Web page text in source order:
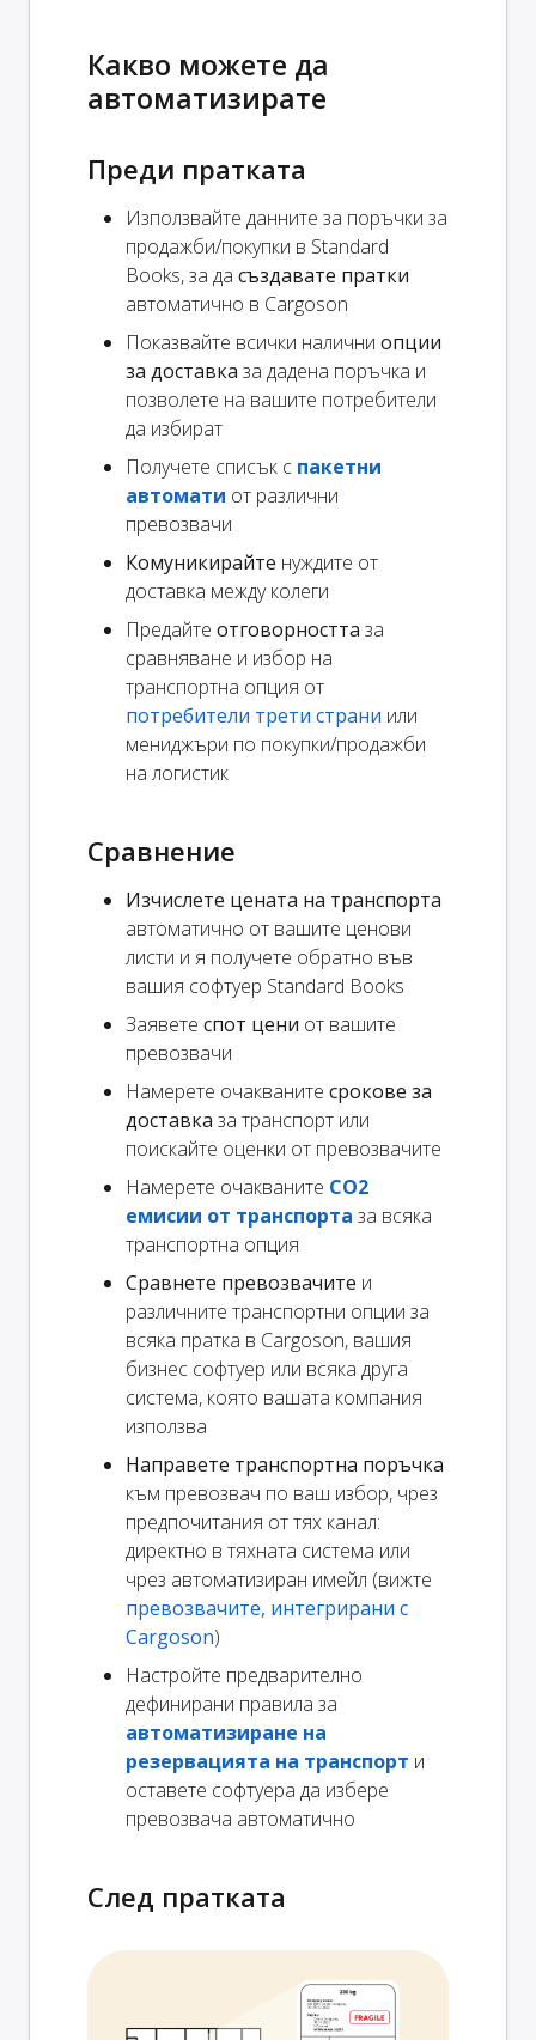
Какво можете да
автоматизирате
Преди пратката
Използвайте данните за поръчки за
продажби/покупки в Standard
Books, за да създавате пратки
автоматично в Cargoson
Показвайте всички налични опции
за доставка за дадена поръчка и
позволете на вашите потребители
да избират
Получете списък с пакетни
автомати от различни
превозвачи
Комуникирайте нуждите от
доставка между колеги
Предайте отговорността за
сравняване и избор на
транспортна опция от
потребители трети страни или
мениджъри по покупки/продажби
на логистик
Сравнение
Изчислете цената на транспорта
автоматично от вашите ценови
листи и я получете обратно във
вашия софтуер Standard Books
Заявете спот цени от вашите
превозвачи
Намерете очакваните срокове за
доставка за транспорт или
поискайте оценки от превозвачите
Намерете очакваните CO2
емисии от транспорта за всяка
транспортна опция
Сравнете превозвачите и
различните транспортни опции за
всяка пратка в Cargoson, вашия
бизнес софтуер или всяка друга
система, която вашата компания
използва
Направете транспортна поръчка
към превозвач по ваш избор, чрез
предпочитания от тях канал:
директно в тяхната система или
чрез автоматизиран имейл (вижте
превозвачите, интегрирани с
Cargoson)
Настройте предварително
дефинирани правила за
автоматизиране на
резервацията на транспорт и
оставете софтуера да избере
превозвача автоматично
След пратката